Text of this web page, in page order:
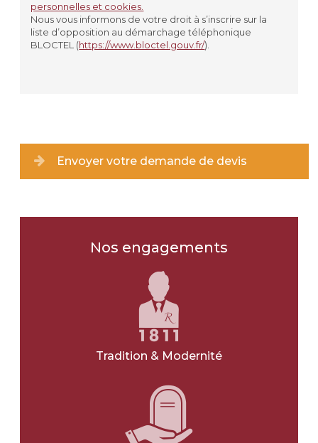
JARDINIÈRE
AUTRE
MARBRE
PIERRE
personnelles et cookies.
Nous vous informons de votre droit à s’inscrire sur la
liste d’opposition au démarchage téléphonique
BLOCTEL (https://www.bloctel.gouv.fr/).
Envoyer votre demande de devis
Nos engagements
Tradition & Modernité